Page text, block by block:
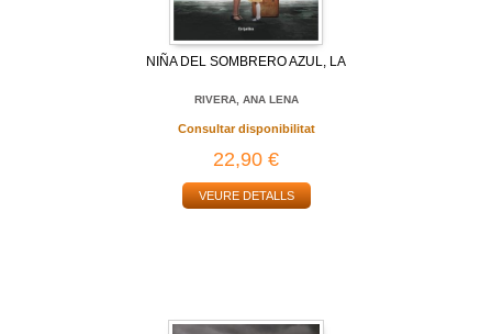
NIÑA DEL SOMBRERO AZUL, LA
RIVERA, ANA LENA
Consultar disponibilitat
22,90 €
VEURE DETALLS